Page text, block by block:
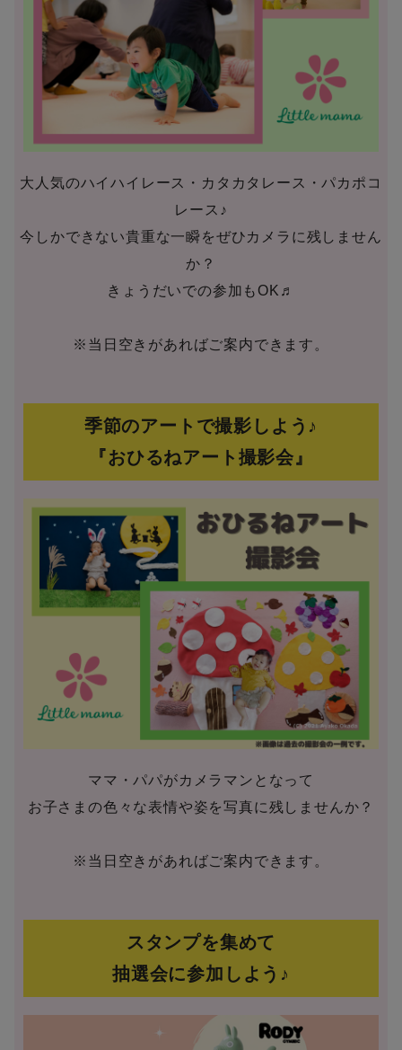
大人気のハイハイレース・カタカタレース・パカポコ
レース♪
今しかできない貴重な一瞬をぜひカメラに残しません
か？
きょうだいでの参加もOK♬
※当日空きがあればご案内できます。
季節のアートで撮影しよう♪
『おひるねアート撮影会』
ママ・パパがカメラマンとなって
お子さまの色々な表情や姿を写真に残しませんか？
※当日空きがあればご案内できます。
スタンプを集めて
抽選会に参加しよう♪